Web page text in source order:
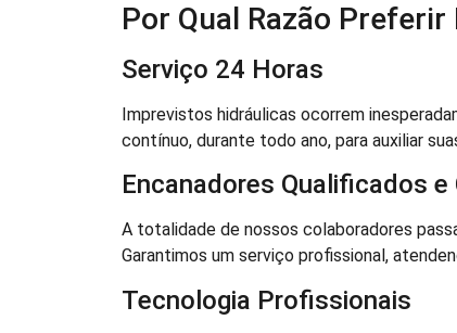
Por Qual Razão
Serviço 24 Horas
Imprevistos hidráulicas ocorrem
contínuo, durante todo ano, para auxiliar
Encanadores Qualificados e
A totalidade de nossos colaboradores
Garantimos um serviço profissional,
Tecnologia Profissionais